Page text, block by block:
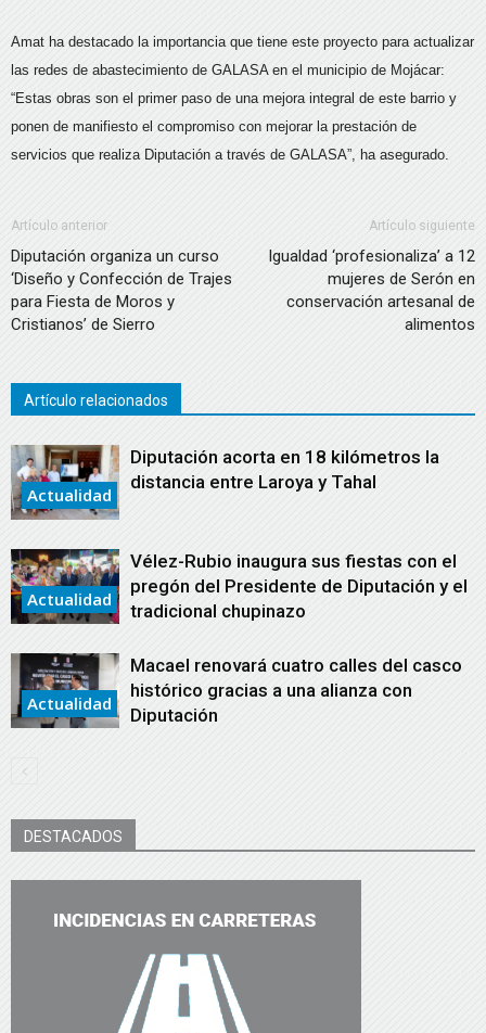
Amat ha destacado la importancia que tiene este proyecto para actualizar
las redes de abastecimiento de GALASA en el municipio de Mojácar:
“Estas obras son el primer paso de una mejora integral de este barrio y
ponen de manifiesto el compromiso con mejorar la prestación de
servicios que realiza Diputación a través de GALASA”, ha asegurado.
Artículo anterior
Diputación organiza un curso
‘Diseño y Confección de Trajes
para Fiesta de Moros y
Cristianos’ de Sierro
Artículo siguiente
Igualdad ‘profesionaliza’ a 12
mujeres de Serón en
conservación artesanal de
alimentos
Artículo relacionados
Actualidad
Diputación acorta en 18 kilómetros la
distancia entre Laroya y Tahal
Actualidad
Vélez-Rubio inaugura sus fiestas con el
pregón del Presidente de Diputación y el
tradicional chupinazo
Actualidad
Macael renovará cuatro calles del casco
histórico gracias a una alianza con
Diputación
DESTACADOS